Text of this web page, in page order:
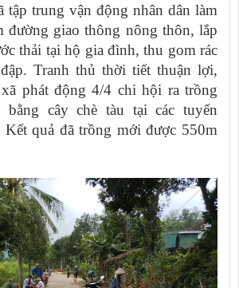
tập trung vận động nhân dân làm
đường giao thông nông thôn, lắp
thải tại hộ gia đình, thu gom rác
Tranh thủ thời tiết thuận lợi,
phát động 4/4 chi hội ra trồng
bằng cây chè tàu tại các tuyến
quả đã trồng mới được 550m